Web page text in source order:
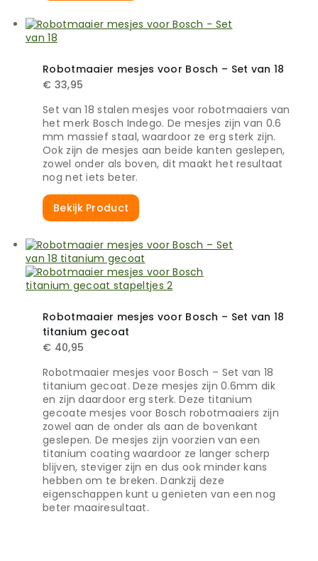
Robotmaaier mesjes voor Bosch – Set van 18
€ 33,95
Set van 18 stalen mesjes voor robotmaaiers van
het merk Bosch Indego. De mesjes zijn van 0.6
mm massief staal, waardoor ze erg sterk zijn.
Ook zijn de mesjes aan beide kanten geslepen,
zowel onder als boven, dit maakt het resultaat
nog net iets beter.
Bekijk Product
Robotmaaier mesjes voor Bosch – Set van 18
titanium gecoat
€ 40,95
Robotmaaier mesjes voor Bosch – Set van 18
titanium gecoat. Deze mesjes zijn 0.6mm dik
en zijn daardoor erg sterk. Deze titanium
gecoate mesjes voor Bosch robotmaaiers zijn
zowel aan de onder als aan de bovenkant
geslepen. De mesjes zijn voorzien van een
titanium coating waardoor ze langer scherp
blijven, steviger zijn en dus ook minder kans
hebben om te breken. Dankzij deze
eigenschappen kunt u genieten van een nog
beter maairesultaat.